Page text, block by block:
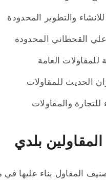
والتطوير المحدودة
القحطاني المحدودة
العامة
الحديث للمقاولات
والمقاولات
بلدي
المقاول بناء عليها في